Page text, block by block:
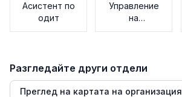
Асистент по
одит
Управление
на
доставчици
Разгледайте други отдели
Преглед на картата на организация